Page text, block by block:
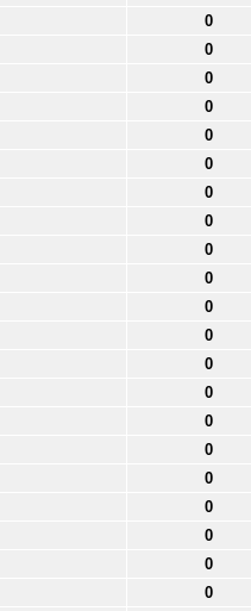
0
0
0
0
0
0
0
0
0
0
0
0
0
0
0
0
0
0
0
0
0